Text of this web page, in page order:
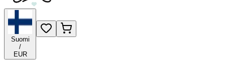
Suomi
/
EUR